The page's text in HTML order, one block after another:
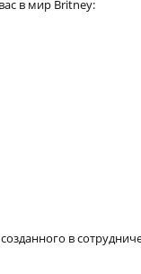
в мир Britney:
в